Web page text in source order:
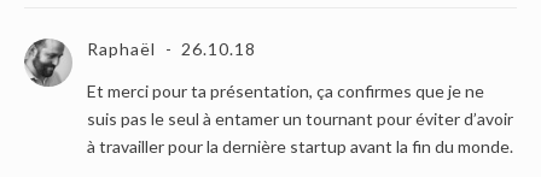
Raphaël 26.10.18
Et merci pour ta présentation, ça confirmes que je ne
suis pas le seul à entamer un tournant pour éviter d’avoir
à travailler pour la dernière startup avant la fin du monde.